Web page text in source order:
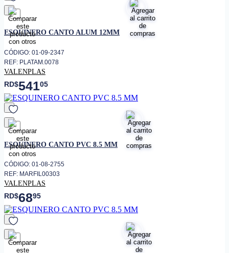
favorito
ESQUINERO CANTO ALUM 12MM
CÓDIGO: 01-09-2347
REF: PLATAM.0078
VALENPLAS
RD$54105
favorito
ESQUINERO CANTO PVC 8.5 MM
CÓDIGO: 01-08-2755
REF: MARFIL00303
VALENPLAS
RD$6895
favorito